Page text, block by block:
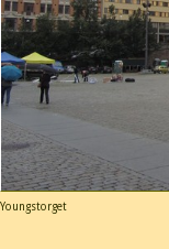
Youngstorget